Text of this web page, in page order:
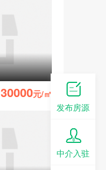
30000元/㎡
发布房源
中介入驻